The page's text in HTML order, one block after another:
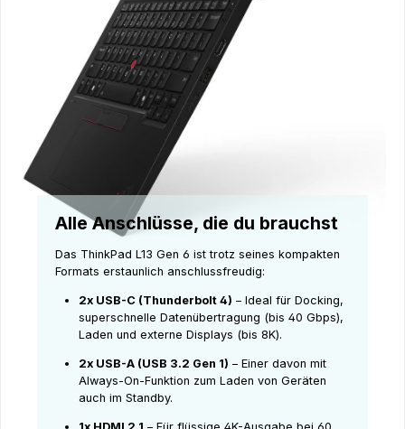
Alle Anschlüsse, die du brauchst
Das ThinkPad L13 Gen 6 ist trotz seines kompakten
Formats erstaunlich anschlussfreudig:
2x USB-C (Thunderbolt 4) – Ideal für Docking,
superschnelle Datenübertragung (bis 40 Gbps),
Laden und externe Displays (bis 8K).
2x USB-A (USB 3.2 Gen 1) – Einer davon mit
Always-On-Funktion zum Laden von Geräten
auch im Standby.